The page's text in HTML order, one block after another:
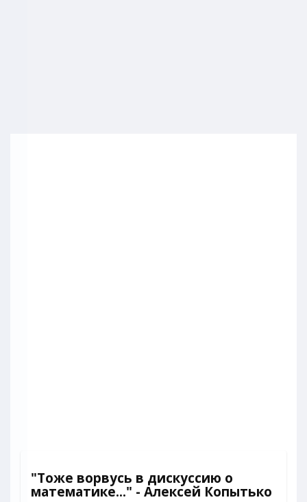
"Тоже ворвусь в дискуссию о
математике..." - Алексей Копытько